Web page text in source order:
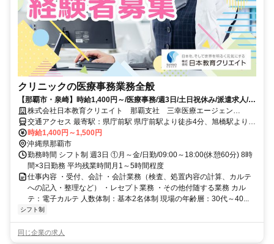
クリニックの医療事務業務全般
【那覇市・泉崎】時給1,400円～/医療事務/週3日/土日祝休み/派遣求人/那
覇NICE救急クリニック
株式会社日本教育クリエイト 那覇支社 三幸医療エージェン
ト/251950
交通アクセス 最寄駅：県庁前駅 県庁前駅より徒歩4分、旭橋駅より徒
歩5分
時給1,400円～1,500円
沖縄県那覇市
勤務時間 シフト制 週3日 ①月～金/日勤/09:00～18:00(休憩60分) 8時
間×3日勤務 平均残業時間月1～5時間程度
仕事内容 ・受付、会計 ・会計業務（検査、処置内容の計算、カルテ
への記入・整理など） ・レセプト業務 ・その他付随する業務 カル
テ：電子カルテ 人数体制：基本2名体制 現場の年齢層：30代～40...
シフト制
同じ企業の求人